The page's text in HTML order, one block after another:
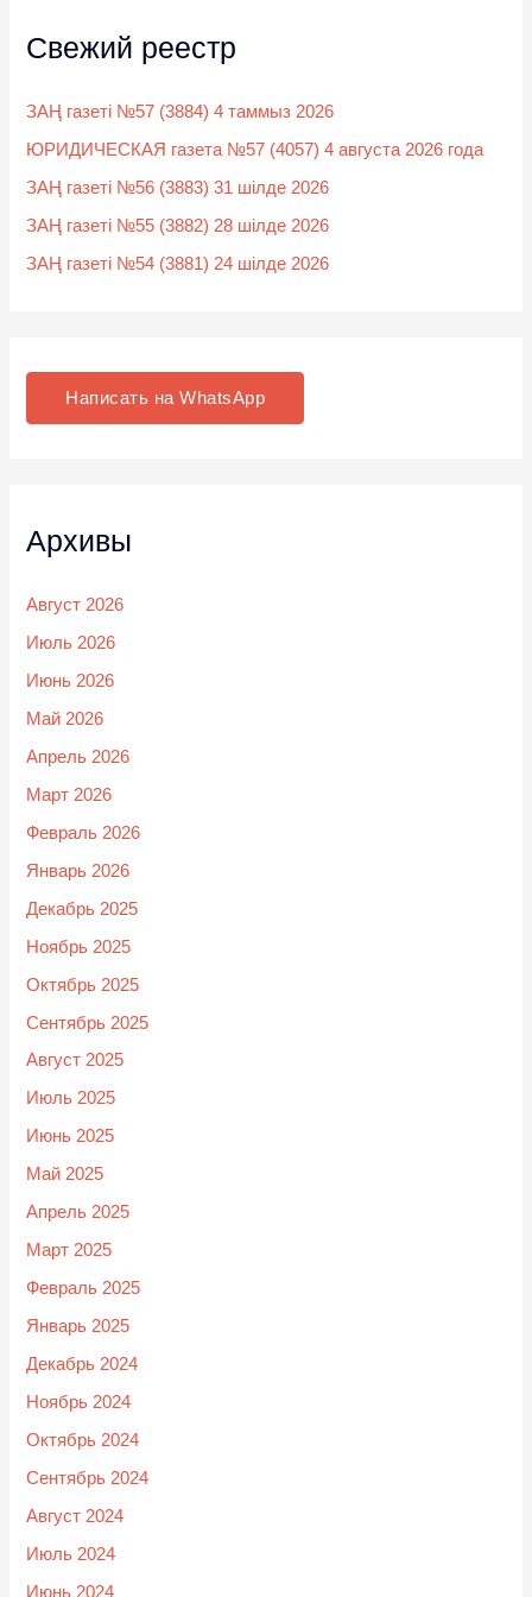
Свежий реестр
ЗАҢ газеті №57 (3884) 4 таммыз 2026
ЮРИДИЧЕСКАЯ газета №57 (4057) 4 августа 2026 года
ЗАҢ газеті №56 (3883) 31 шілде 2026
ЗАҢ газеті №55 (3882) 28 шілде 2026
ЗАҢ газеті №54 (3881) 24 шілде 2026
Написать на WhatsApp
Архивы
Август 2026
Июль 2026
Июнь 2026
Май 2026
Апрель 2026
Март 2026
Февраль 2026
Январь 2026
Декабрь 2025
Ноябрь 2025
Октябрь 2025
Сентябрь 2025
Август 2025
Июль 2025
Июнь 2025
Май 2025
Апрель 2025
Март 2025
Февраль 2025
Январь 2025
Декабрь 2024
Ноябрь 2024
Октябрь 2024
Сентябрь 2024
Август 2024
Июль 2024
Июнь 2024